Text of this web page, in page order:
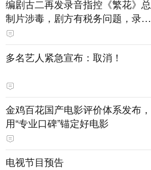
编剧古二再发录音指控《繁花》总
制片涉毒，剧方有税务问题，录音
中王家卫称“一点够了，要不然又要
出事”
多名艺人紧急宣布：取消！
金鸡百花国产电影评价体系发布，
用“专业口碑”锚定好电影
电视节目预告